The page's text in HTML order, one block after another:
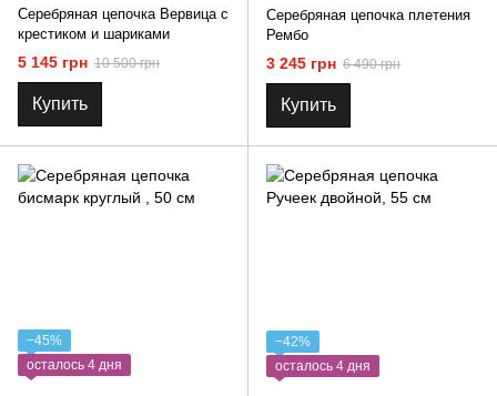
Серебряная цепочка Вервица с
крестиком и шариками
5 145 грн 10 500 грн
Купить
Серебряная цепочка плетения
Рембо
3 245 грн 6 490 грн
Купить
−45%
осталось 4 дня
−42%
осталось 4 дня